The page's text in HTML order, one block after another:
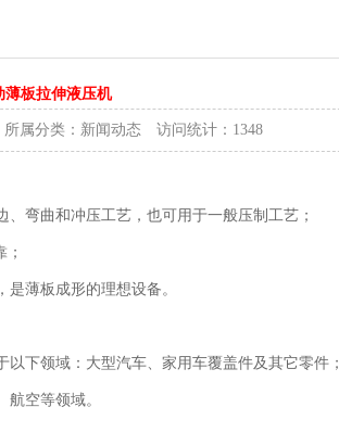
薄板拉伸液压机
属分类： 新闻动态访问统计： 1348
弯曲和冲压工艺，也可用于一般压制工艺；
薄板成形的理想设备。
下领域：大型汽车、家用车覆盖件及其它零件；
空等领域。